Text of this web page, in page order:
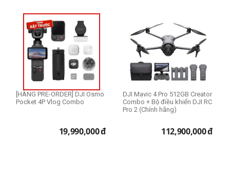
Size 105mm
1TB
3TB
Ổ cứng SSD
256GB
1TB
Lens dùng cho
[HÀNG PRE-ORDER] DJI Osmo
Pocket 4P Vlog Combo
19,990,000đ
DJI Mavic 4 Pro 512GB Creator
Combo + Bộ điều khiển DJI RC
Pro 2 (Chính hãng)
112,900,000đ